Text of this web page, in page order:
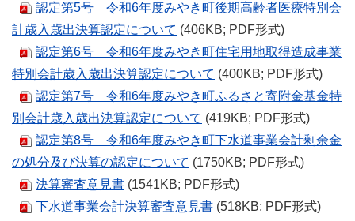
認定第5号 令和6年度みやき町後期高齢者医療特別会
計歳入歳出決算認定について (406KB; PDF形式)
認定第6号 令和6年度みやき町住宅用地取得造成事業
特別会計歳入歳出決算認定について (400KB; PDF形式)
認定第7号 令和6年度みやき町ふるさと寄附金基金特
別会計歳入歳出決算認定について (419KB; PDF形式)
認定第8号 令和6年度みやき町下水道事業会計剰余金
の処分及び決算の認定について (1750KB; PDF形式)
決算審査意見書 (1541KB; PDF形式)
下水道事業会計決算審査意見書 (518KB; PDF形式)